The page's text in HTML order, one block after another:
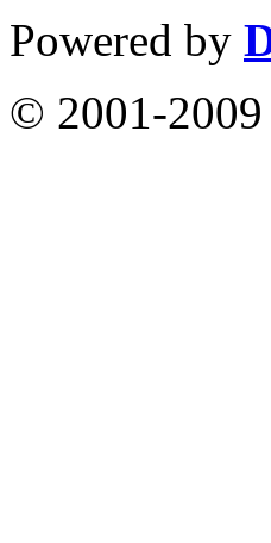
Powered by
© 2001-2009